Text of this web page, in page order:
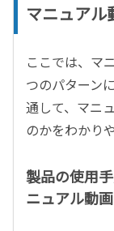
マニュアル
ここでは、マ
つのパターン
通して、マニ
のかをわかり
製品の使用
ニュアル動